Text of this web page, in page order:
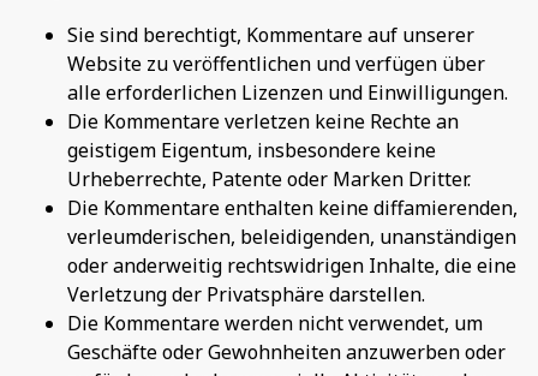
Sie sind berechtigt, Kommentare auf unserer
Website zu veröffentlichen und verfügen über
alle erforderlichen Lizenzen und Einwilligungen.
Die Kommentare verletzen keine Rechte an
geistigem Eigentum, insbesondere keine
Urheberrechte, Patente oder Marken Dritter.
Die Kommentare enthalten keine diffamierenden,
verleumderischen, beleidigenden, unanständigen
oder anderweitig rechtswidrigen Inhalte, die eine
Verletzung der Privatsphäre darstellen.
Die Kommentare werden nicht verwendet, um
Geschäfte oder Gewohnheiten anzuwerben oder